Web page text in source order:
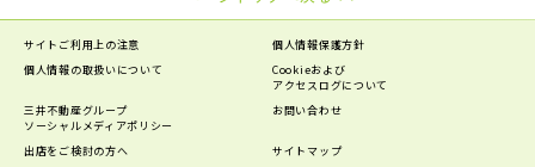
サイトご利用上の注意
個人情報保護方針
個人情報の取扱いについて
Cookieおよび
アクセスログについて
三井不動産グループ
ソーシャルメディアポリシー
お問い合わせ
出店をご検討の方へ
サイトマップ